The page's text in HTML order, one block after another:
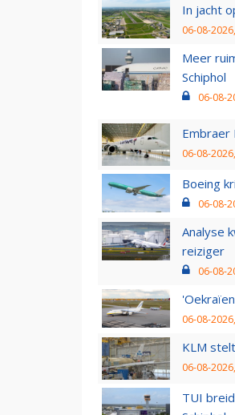
In jacht
06-08-
Meer
Schiphol
06-08-
Embraer
06-08-
Boeing
06-08-
Analyse
reiziger
06-08-
06-08-
KLM
06-08-
TUI